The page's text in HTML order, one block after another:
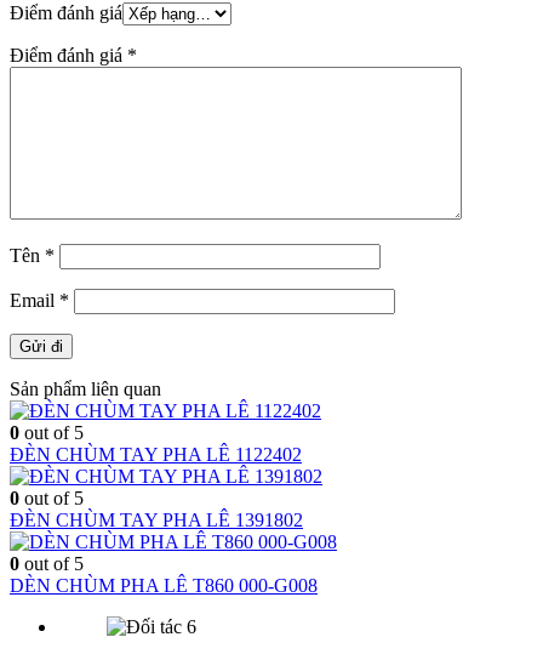
Điểm đánh giá
Điểm đánh giá *
Tên *
Email *
Sản phẩm liên quan
0 out of 5
ĐÈN CHÙM TAY PHA LÊ 1122402
0 out of 5
ĐÈN CHÙM TAY PHA LÊ 1391802
0 out of 5
DÈN CHÙM PHA LÊ T860 000-G008